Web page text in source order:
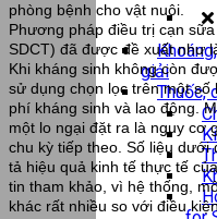
giải
Thuốc,
phòng bệnh cho vật nuôi.
Phương pháp điều trị cạn
SDCT) đã được đề xuất như
Khi kháng sinh không còn
sử dụng chọn lọc trên một
phí kháng sinh và lao động.
một lo ngại đặt ra là nguy cơ
chu kỳ tiếp theo. Số liệu
tả hiệu quả kinh tế thực tế
tin tham khảo, vì hệ thống,
khác rất nhiều so với điều